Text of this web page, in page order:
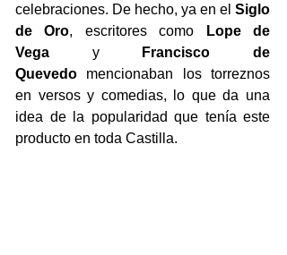
celebraciones. De hecho, ya en el Siglo
de Oro, escritores como
Lope de
Vega y
Francisco de
Quevedo mencionaban los torreznos
en versos y comedias, lo que da una
idea de la popularidad que tenía este
producto en toda Castilla.